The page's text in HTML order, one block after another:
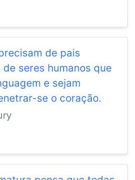
de pais
seres humanos que
e sejam
se o coração.